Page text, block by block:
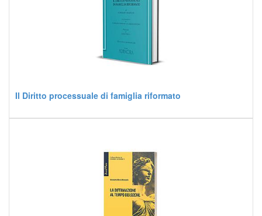
Il Diritto processuale di famiglia riformato